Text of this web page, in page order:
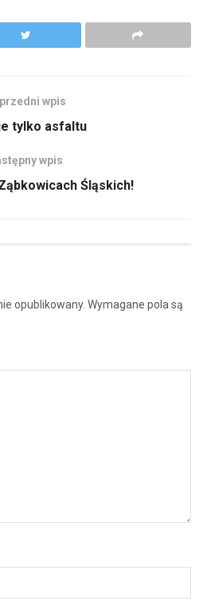
wpis
tylko asfaltu
wpis
Śląskich!
opublikowany. Wymagane pola są